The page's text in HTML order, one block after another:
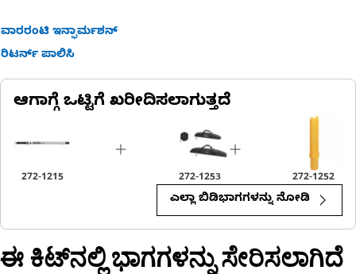
ವಾರರಂಟಿ ಇನ್ಫಾರ್ಮಶನ್
ರಿಟರ್ನ್ ಪಾಲಿಸಿ
ಆಗಾಗ್ಗೆ ಒಟ್ಟಿಗೆ ಖರೀದಿಸಲಾಗುತ್ತದೆ
272-1215 272-1253 272-1252
ಎಲ್ಲಾ ಬಿಡಿಭಾಗಗಳನ್ನು ನೋಡಿ
ಈ ಕಿಟ್‌ನಲ್ಲಿ ಭಾಗಗಳನ್ನು ಸೇರಿಸಲಾಗಿದೆ